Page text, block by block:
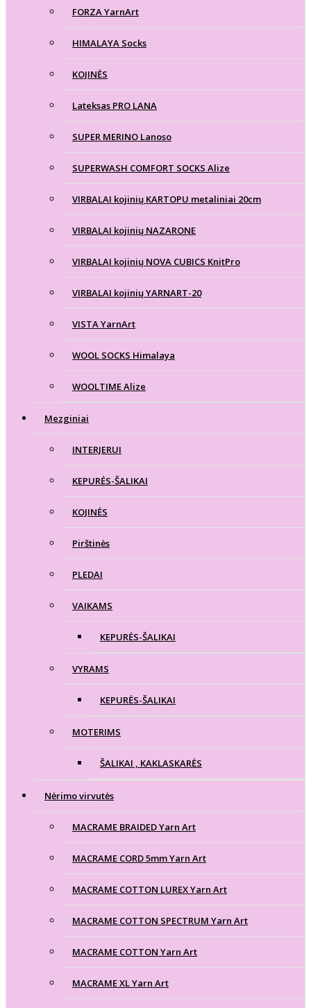
FORZA YarnArt
HIMALAYA Socks
KOJINĖS
Lateksas PRO LANA
SUPER MERINO Lanoso
SUPERWASH COMFORT SOCKS Alize
VIRBALAI kojinių KARTOPU metaliniai 20cm
VIRBALAI kojinių NAZARONE
VIRBALAI kojinių NOVA CUBICS KnitPro
VIRBALAI kojinių YARNART-20
VISTA YarnArt
WOOL SOCKS Himalaya
WOOLTIME Alize
Mezginiai
INTERJERUI
KEPURĖS-ŠALIKAI
KOJINĖS
Pirštinės
PLEDAI
VAIKAMS
KEPURĖS-ŠALIKAI
VYRAMS
KEPURĖS-ŠALIKAI
MOTERIMS
ŠALIKAI , KAKLASKARĖS
Nėrimo virvutės
MACRAME BRAIDED Yarn Art
MACRAME CORD 5mm Yarn Art
MACRAME COTTON LUREX Yarn Art
MACRAME COTTON SPECTRUM Yarn Art
MACRAME COTTON Yarn Art
MACRAME XL Yarn Art